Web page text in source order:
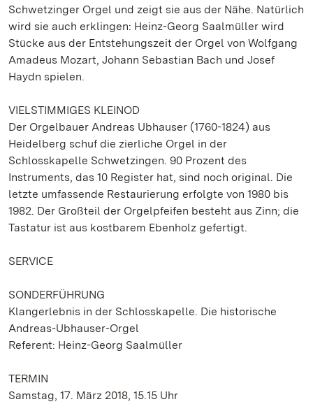
Schwetzinger Orgel und zeigt sie aus der Nähe. Natürlich
wird sie auch erklingen: Heinz-Georg Saalmüller wird
Stücke aus der Entstehungszeit der Orgel von Wolfgang
Amadeus Mozart, Johann Sebastian Bach und Josef
Haydn spielen.
VIELSTIMMIGES KLEINOD
Der Orgelbauer Andreas Ubhauser (1760-1824) aus
Heidelberg schuf die zierliche Orgel in der
Schlosskapelle Schwetzingen. 90 Prozent des
Instruments, das 10 Register hat, sind noch original. Die
letzte umfassende Restaurierung erfolgte von 1980 bis
1982. Der Großteil der Orgelpfeifen besteht aus Zinn; die
Tastatur ist aus kostbarem Ebenholz gefertigt.
SERVICE
SONDERFÜHRUNG
Klangerlebnis in der Schlosskapelle. Die historische
Andreas-Ubhauser-Orgel
Referent: Heinz-Georg Saalmüller
TERMIN
Samstag, 17. März 2018, 15.15 Uhr